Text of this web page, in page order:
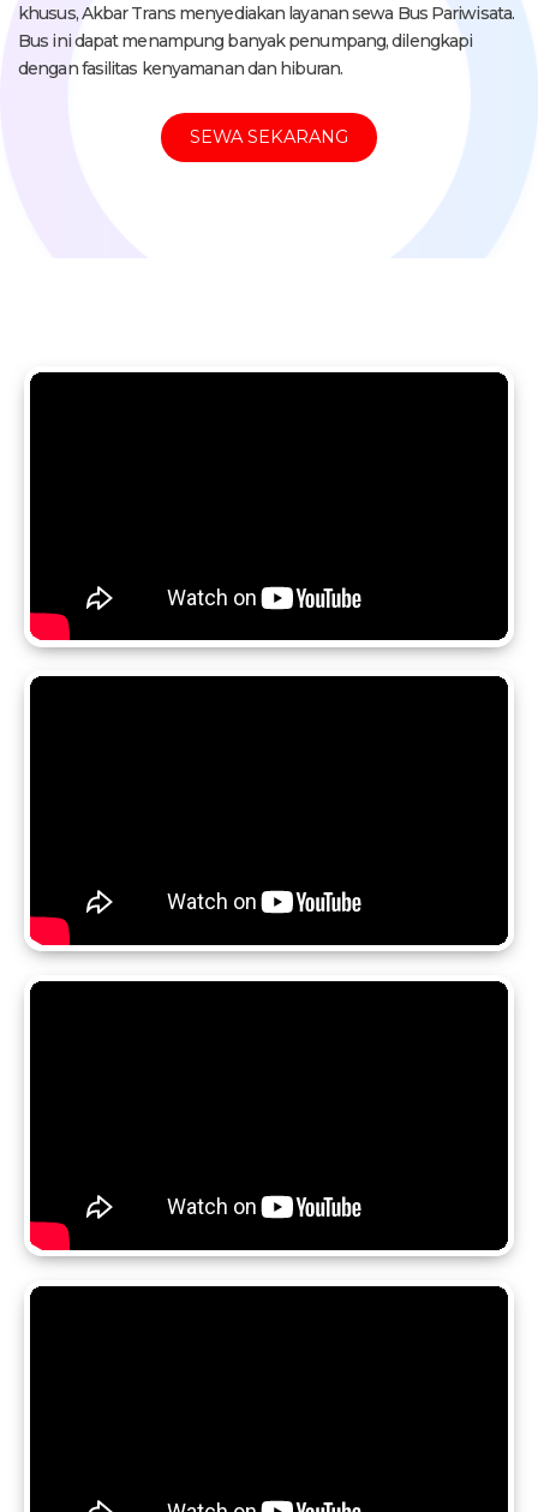
khusus, Akbar Trans menyediakan layanan sewa Bus Pariwisata.
Bus ini dapat menampung banyak penumpang, dilengkapi
dengan fasilitas kenyamanan dan hiburan.
SEWA SEKARANG